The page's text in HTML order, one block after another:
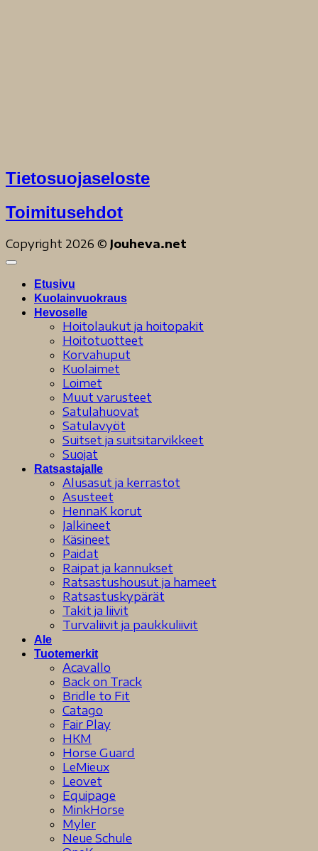
Tietosuojaseloste
Toimitusehdot
Copyright 2026 © Jouheva.net
Etusivu
Kuolainvuokraus
Hevoselle
Hoitolaukut ja hoitopakit
Hoitotuotteet
Korvahuput
Kuolaimet
Loimet
Muut varusteet
Satulahuovat
Satulavyöt
Suitset ja suitsitarvikkeet
Suojat
Ratsastajalle
Alusasut ja kerrastot
Asusteet
HennaK korut
Jalkineet
Käsineet
Paidat
Raipat ja kannukset
Ratsastushousut ja hameet
Ratsastuskypärät
Takit ja liivit
Turvaliivit ja paukkuliivit
Ale
Tuotemerkit
Acavallo
Back on Track
Bridle to Fit
Catago
Fair Play
HKM
Horse Guard
LeMieux
Leovet
Equipage
MinkHorse
Myler
Neue Schule